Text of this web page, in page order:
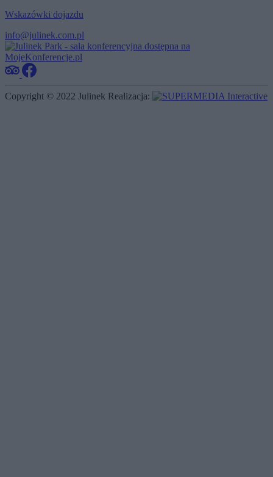
Wskazówki dojazdu
info@julinek.com.pl
Copyright © 2022 Julinek Realizacja: